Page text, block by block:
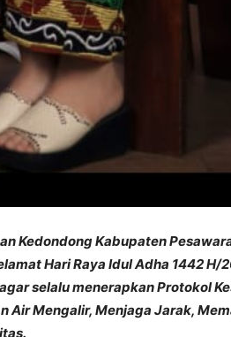
Kedondong Kabupaten
Hari Raya Idul Adha 1442 H/
selalu menerapkan Protokol
Air Mengalir, Menjaga Jarak,